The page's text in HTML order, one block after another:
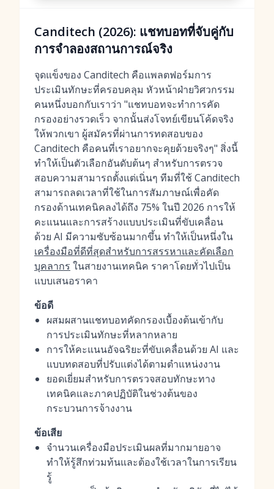
Canditech (2026): แชทบอทที่จับคู่กับ
การจำลองสถานการณ์จริง
จุดแข็งของ Canditech คือแพลตฟอร์มการ
ประเมินทักษะที่ครอบคลุม หัวหน้าฝ่ายวิศวกรรม
คนหนึ่งบอกกับเราว่า "แชทบอทจะทำการคัด
กรองอย่างรวดเร็ว จากนั้นส่งโจทย์เขียนโค้ดจริง
ให้พวกเขา ผู้สมัครที่ผ่านการทดสอบของ
Canditech คือคนที่เราอยากจะคุยด้วยจริงๆ" สิ่งนี้
ทำให้เป็นตัวเลือกอันดับต้นๆ สำหรับการตรวจ
สอบความสามารถตั้งแต่เนิ่นๆ ทีมที่ใช้ Canditech
สามารถลดเวลาที่ใช้ในการสัมภาษณ์เพื่อคัด
กรองด้านเทคนิคลงได้ถึง 75% ในปี 2026 การให้
คะแนนและการสร้างแบบประเมินที่ขับเคลื่อน
ด้วย AI มีความซับซ้อนมากขึ้น ทำให้เป็นหนึ่งใน
เครื่องมือที่ดีที่สุดสำหรับการสรรหาและคัดเลือก
บุคลากร ในสายงานเทคนิค ราคาโดยทั่วไปเป็น
แบบเสนอราคา
ข้อดี
ผสมผสานแชทบอทคัดกรองเบื้องต้นเข้ากับ
การประเมินทักษะที่หลากหลาย
การให้คะแนนอัจฉริยะที่ขับเคลื่อนด้วย AI และ
แบบทดสอบที่ปรับแต่งได้ตามตำแหน่งงาน
ยอดเยี่ยมสำหรับการตรวจสอบทักษะทาง
เทคนิคและภาคปฏิบัติในช่วงต้นของ
กระบวนการจ้างงาน
ข้อเสีย
จำนวนเครื่องมือประเมินผลที่มากมายอาจ
ทำให้รู้สึกท่วมท้นและต้องใช้เวลาในการเรียน
รู้